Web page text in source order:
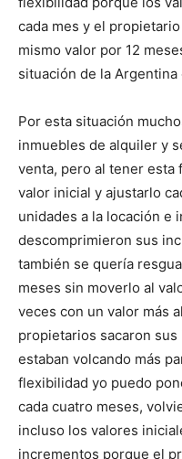
cada mes y el
mismo valor por 12
situación de la
Por esta situación
inmuebles de alquiler y
venta, pero al tener esta
valor inicial y ajustarlo
unidades a la locación e
descomprimieron sus
también se quería
meses sin moverlo al
veces con un valor más
propietarios sacaron
estaban volcando más
flexibilidad yo puedo
cada cuatro meses,
incluso los valores
incrementos porque el